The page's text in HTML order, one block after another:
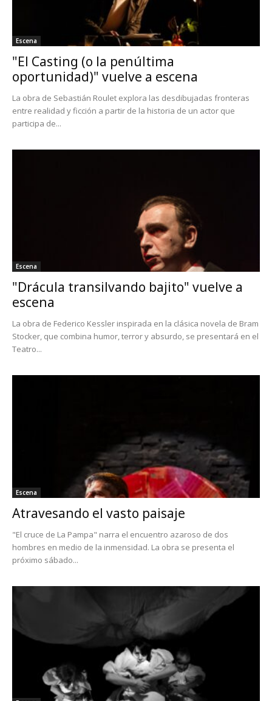
Escena
"El Casting (o la penúltima
oportunidad)" vuelve a escena
La obra de Sebastián Roulet explora las desdibujadas fronteras
entre realidad y ficción a partir de la historia de un actor que
participa de...
Escena
"Drácula transilvando bajito" vuelve a
escena
La obra de Federico Kessler inspirada en la clásica novela de Bram
Stocker, que combina humor, terror y absurdo, se presentará en el
Teatro...
Escena
Atravesando el vasto paisaje
"El cruce de La Pampa" narra el encuentro azaroso de dos
hombres en medio de la inmensidad. La obra se presenta el
próximo sábado...